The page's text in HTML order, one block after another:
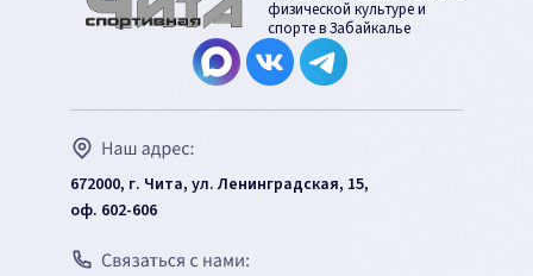
физической культуре и
спорте в Забайкалье
672000, г. Чита, ул. Ленинградская, 15,
оф. 602-606